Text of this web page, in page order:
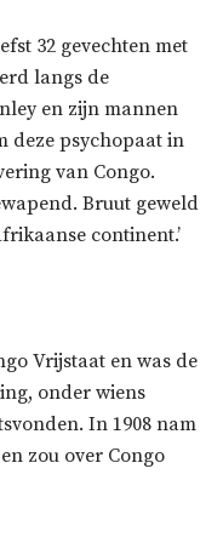
32 gevechten met
langs de
en zijn mannen
deze psychopaat in
van Congo.
Bruut geweld
continent.’
Vrijstaat en was de
onder wiens
In 1908 nam
zou over Congo